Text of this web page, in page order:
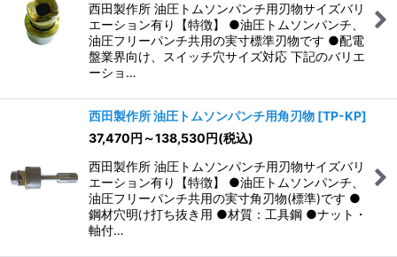
西田製作所 油圧トムソンパンチ用刃物サイズバリ
エーション有り【特徴】 ●油圧トムソンパンチ、
油圧フリーパンチ共用の実寸標準刃物です ●配電
盤業界向け、スイッチ穴サイズ対応 下記のバリエ
ーショ…
西田製作所 油圧トムソンパンチ用角刃物 [TP-KP]
37,470円 ～138,530円(税込)
西田製作所 油圧トムソンパンチ用刃物サイズバリ
エーション有り【特徴】 ●油圧トムソンパンチ、
油圧フリーパンチ共用の実寸角刃物(標準)です ●
鋼材穴明け打ち抜き用 ●材質：工具鋼 ●ナット・
軸付…